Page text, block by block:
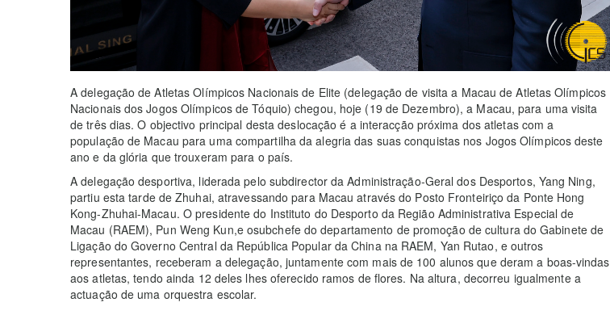
A delegação de Atletas Olímpicos Nacionais de Elite (delegação de visita a Macau de Atletas Olímpicos
Nacionais dos Jogos Olímpicos de Tóquio) chegou, hoje (19 de Dezembro), a Macau, para uma visita
de três dias. O objectivo principal desta deslocação é a interacção próxima dos atletas com a
população de Macau para uma compartilha da alegria das suas conquistas nos Jogos Olímpicos deste
ano e da glória que trouxeram para o país.
A delegação desportiva, liderada pelo subdirector da Administração-Geral dos Desportos, Yang Ning,
partiu esta tarde de Zhuhai, atravessando para Macau através do Posto Fronteiriço da Ponte Hong
Kong-Zhuhai-Macau. O presidente do Instituto do Desporto da Região Administrativa Especial de
Macau (RAEM), Pun Weng Kun,e osubchefe do departamento de promoção de cultura do Gabinete de
Ligação do Governo Central da República Popular da China na RAEM, Yan Rutao, e outros
representantes, receberam a delegação, juntamente com mais de 100 alunos que deram a boas-vindas
aos atletas, tendo ainda 12 deles lhes oferecido ramos de flores. Na altura, decorreu igualmente a
actuação de uma orquestra escolar.